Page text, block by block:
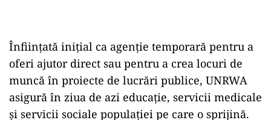
Înființată inițial ca agenție temporară pentru a
oferi ajutor direct sau pentru a crea locuri de
muncă în proiecte de lucrări publice, UNRWA
asigură în ziua de azi educație, servicii medicale
și servicii sociale populației pe care o sprijină.